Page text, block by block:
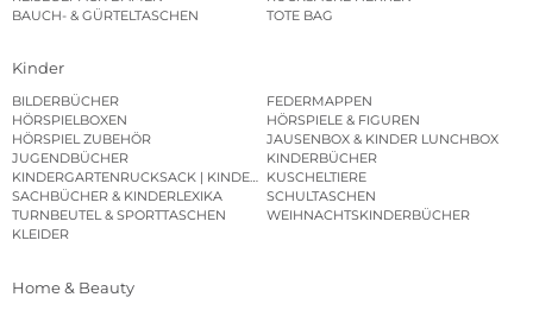
BAUCH- & GÜRTELTASCHEN
TOTE BAG
Kinder
BILDERBÜCHER
FEDERMAPPEN
HÖRSPIELBOXEN
HÖRSPIELE & FIGUREN
HÖRSPIEL ZUBEHÖR
JAUSENBOX & KINDER LUNCHBOX
JUGENDBÜCHER
KINDERBÜCHER
KINDERGARTENRUCKSACK | KINDERGARTENBEUTEL
KUSCHELTIERE
SACHBÜCHER & KINDERLEXIKA
SCHULTASCHEN
TURNBEUTEL & SPORTTASCHEN
WEIHNACHTSKINDERBÜCHER
KLEIDER
Home & Beauty